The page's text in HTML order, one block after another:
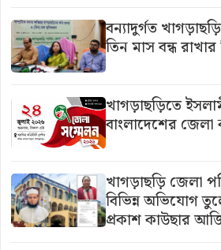
বন্যাদুর্গত
তিন মাস বন্ধ রাখার
খাগড়াছড়িতে
বাংলাদেশের
খাগড়াছড়ি জেলা
বিভিন্ন অভিযোগ
প্রকাশ কাউছার